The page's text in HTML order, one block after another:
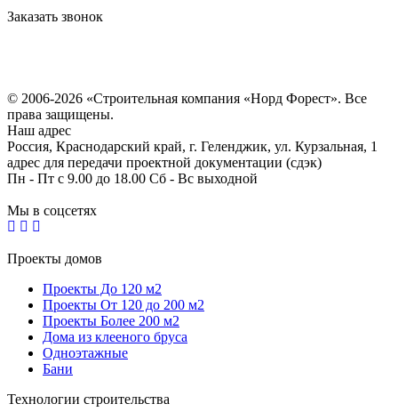
Заказать звонок
© 2006-2026 «Строительная компания «Норд Форест». Все
права защищены.
Наш адрес
Россия, Краснодарский край, г. Геленджик, ул. Курзальная, 1
адрес для передачи проектной документации (сдэк)
Пн - Пт с 9.00 до 18.00 Сб - Вс выходной
Мы в соцсетях
Проекты домов
Проекты До 120 м2
Проекты От 120 до 200 м2
Проекты Более 200 м2
Дома из клееного бруса
Одноэтажные
Бани
Технологии строительства